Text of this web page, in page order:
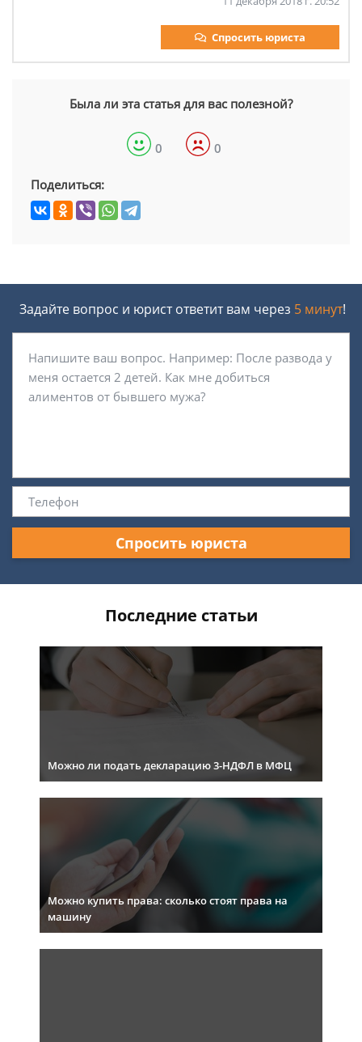
Спросить юриста
Была ли эта статья для вас полезной?
0 0
Поделиться:
Задайте вопрос и юрист ответит вам через 5 минут!
Спросить юриста
Последние статьи
Можно ли подать декларацию 3-НДФЛ в МФЦ
Можно купить права: сколько стоят права на
машину